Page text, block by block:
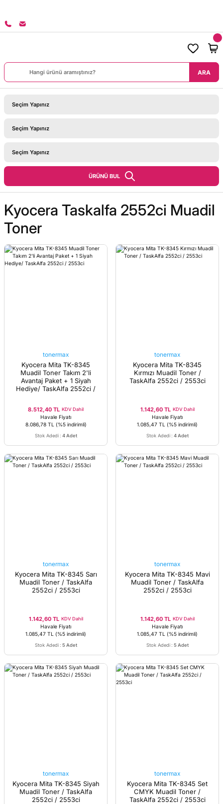
ARA
ÜRÜNÜ BUL
Kyocera Taskalfa 2552ci Muadil
Toner
tonermax
Kyocera Mita TK-8345
Muadil Toner Takım 2'li
Avantaj Paket + 1 Siyah
Hediye/ TaskAlfa 2552ci /
8.512,40 TL KDV Dahil
Havale Fiyatı
8.086,78 TL
(%5 indirimli)
Stok Adedi : 4 Adet
tonermax
Kyocera Mita TK-8345
Kırmızı Muadil Toner /
TaskAlfa 2552ci / 2553ci
1.142,60 TL KDV Dahil
Havale Fiyatı
1.085,47 TL (%5 indirimli)
Stok Adedi : 4 Adet
tonermax
Kyocera Mita TK-8345 Sarı
Muadil Toner / TaskAlfa
2552ci / 2553ci
1.142,60 TL KDV Dahil
Havale Fiyatı
1.085,47 TL (%5 indirimli)
Stok Adedi : 5 Adet
tonermax
Kyocera Mita TK-8345 Mavi
Muadil Toner / TaskAlfa
2552ci / 2553ci
1.142,60 TL KDV Dahil
Havale Fiyatı
1.085,47 TL (%5 indirimli)
Stok Adedi : 5 Adet
tonermax
Kyocera Mita TK-8345 Siyah
Muadil Toner / TaskAlfa
2552ci / 2553ci
tonermax
Kyocera Mita TK-8345 Set
CMYK Muadil Toner /
TaskAlfa 2552ci / 2553ci